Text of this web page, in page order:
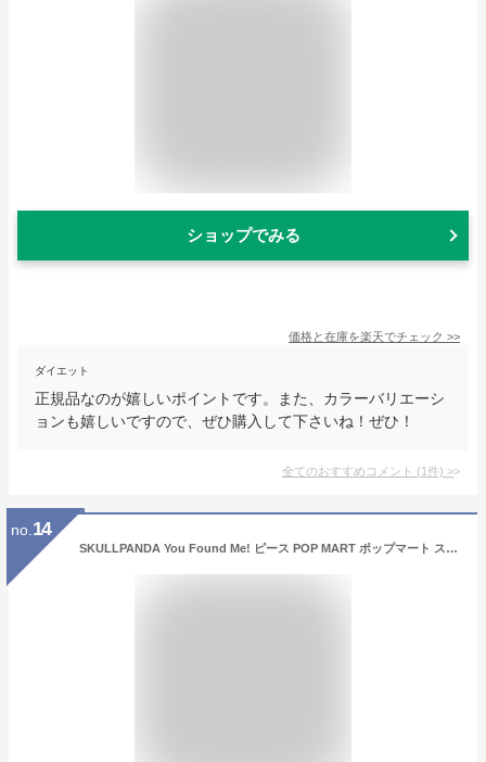
ショップでみる
価格と在庫を楽天でチェック >>
ダイエット
正規品なのが嬉しいポイントです。また、カラーバリエーシ
ョンも嬉しいですので、ぜひ購入して下さいね！ぜひ！
全てのおすすめコメント (1件) >
no. 14
SKULLPANDA You Found Me! ピース POP MART ポップマート スカルパンダ かわいい ぬいぐるみ キーホルダー ペンダント